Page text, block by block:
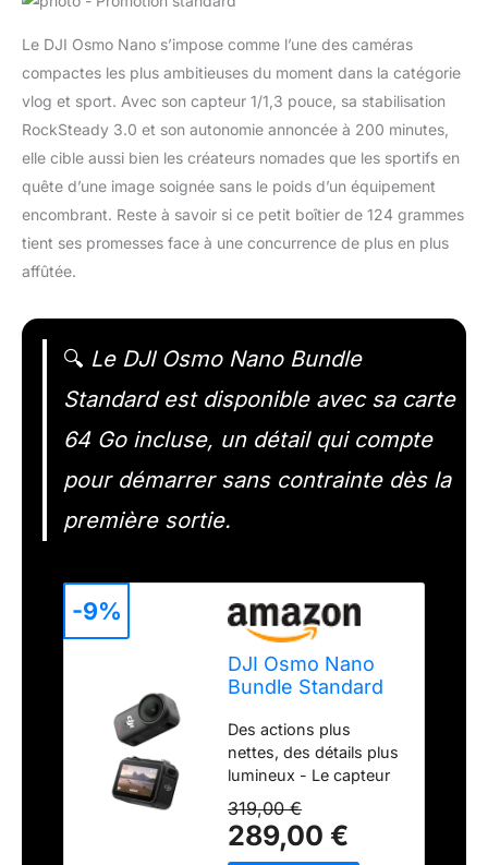
Le DJI Osmo Nano s’impose comme l’une des caméras
compactes les plus ambitieuses du moment dans la catégorie
vlog et sport. Avec son capteur 1/1,3 pouce, sa stabilisation
RockSteady 3.0 et son autonomie annoncée à 200 minutes,
elle cible aussi bien les créateurs nomades que les sportifs en
quête d’une image soignée sans le poids d’un équipement
encombrant. Reste à savoir si ce petit boîtier de 124 grammes
tient ses promesses face à une concurrence de plus en plus
affûtée.
🔍 Le DJI Osmo Nano Bundle
Standard est disponible avec sa carte
64 Go incluse, un détail qui compte
pour démarrer sans contrainte dès la
première sortie.
DJI Osmo Nano
Bundle Standard
4K à Porter,
capteur 1/1,3″
Des actions plus
nettes, des détails plus
lumineux - Le capteur
1/1,3″ de l’Osmo Nano
capte plus de lumière
pour des images nettes
319,00 €
289,00 €
-9%